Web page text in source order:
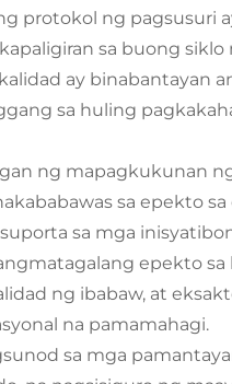
protokol ng pagsusuri
sa buong siklo
ay binabantayan
sa huling
ng mapagkukunan
sa epekto sa
sa mga
epekto sa
ng ibabaw, at
na pamamahagi.
sa mga